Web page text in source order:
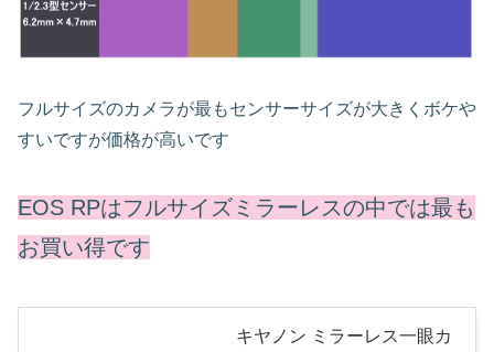
フルサイズのカメラが最もセンサーサイズが大きくボケや
すいですが価格が高いです
EOS RPはフルサイズミラーレスの中では最も
お買い得です
キヤノン ミラーレス一眼カ